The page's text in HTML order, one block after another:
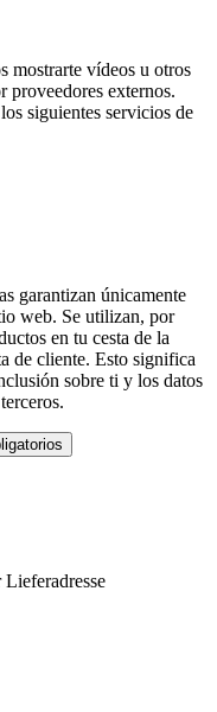
mostrarte vídeos u otros
proveedores externos.
siguientes servicios de
garantizan únicamente
web. Se utilizan, por
en tu cesta de la
de cliente. Esto significa
sobre ti y los datos
Lieferadresse